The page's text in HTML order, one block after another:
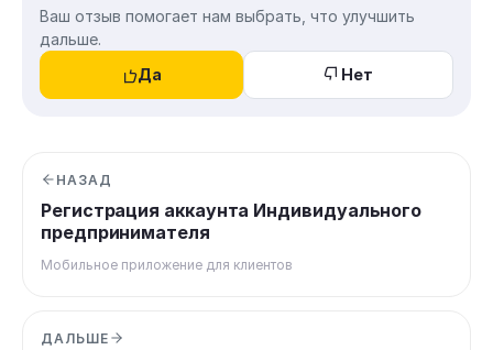
Ваш отзыв помогает нам выбрать, что улучшить
дальше.
Да
Нет
НАЗАД
Регистрация аккаунта Индивидуального
предпринимателя
Мобильное приложение для клиентов
ДАЛЬШЕ